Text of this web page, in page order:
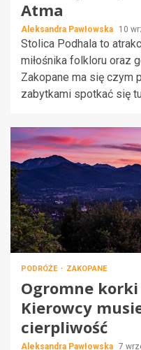
Atma
Aleksandra Pawłowska 10
Stolica Podhala to
miłośnika folkloru oraz
Zakopane ma się czym
zabytkami spotkać się
PODRÓŻE ZAKOPANE
Ogromne
Kierowcy
cierpliwość
Aleksandra Pawłowska 7